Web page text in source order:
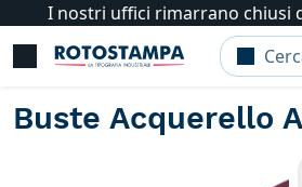
I nostri uffici rimarrano chiusi
Buste Acquerello